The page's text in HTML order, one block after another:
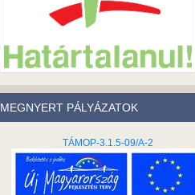
MEGNYERT PÁLYÁZATOK
TÁMOP-3.1.5-09/A-2